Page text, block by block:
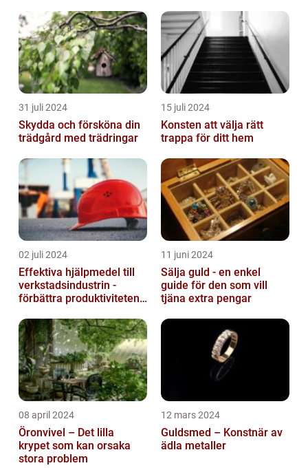
31 juli 2024
Skydda och försköna din
trädgård med trädringar
15 juli 2024
Konsten att välja rätt
trappa för ditt hem
02 juli 2024
Effektiva hjälpmedel till
verkstadsindustrin -
förbättra produktiviteten
11 juni 2024
Sälja guld - en enkel
guide för den som vill
tjäna extra pengar
08 april 2024
Öronvivel – Det lilla
krypet som kan orsaka
stora problem
12 mars 2024
Guldsmed – Konstnär av
ädla metaller